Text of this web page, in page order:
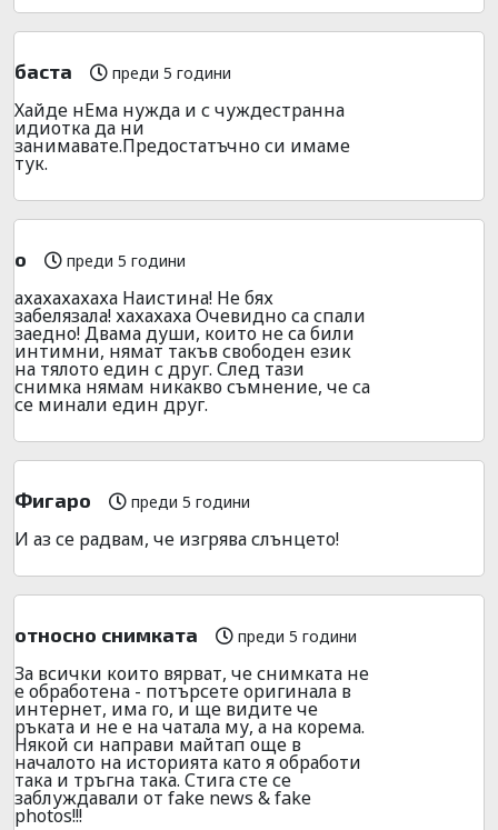
баста преди 5 години
Хайде нЕма нужда и с чуждестранна
идиотка да ни
занимавате.Предостатъчно си имаме
тук.
о преди 5 години
ахахахахаха Наистина! Не бях
забелязала! хахахаха Очевидно са спали
заедно! Двама души, които не са били
интимни, нямат такъв свободен език
на тялото един с друг. След тази
снимка нямам никакво съмнение, че са
се минали един друг.
Фигаро преди 5 години
И аз се радвам, че изгрява слънцето!
относно снимката преди 5 години
За всички които вярват, че снимката не
е обработена - потърсете оригинала в
интернет, има го, и ще видите че
ръката и не е на чатала му, а на корема.
Някой си направи майтап още в
началото на историята като я обработи
така и тръгна така. Стига сте се
заблуждавали от fake news & fake
photos!!!